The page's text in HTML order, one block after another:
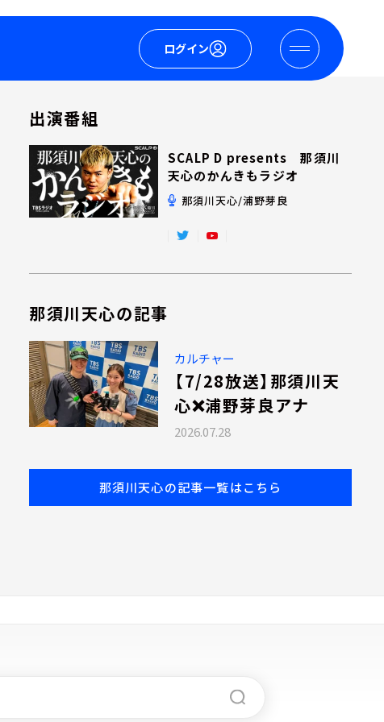
ログイン
出演番組
SCALP D presents 那須川
天心のかんきもラジオ
那須川天心/浦野芽良
那須川天心の記事
カルチャー
【7/28放送】那須川天
心❌浦野芽良アナ
2026.07.28
那須川天心の記事一覧はこちら